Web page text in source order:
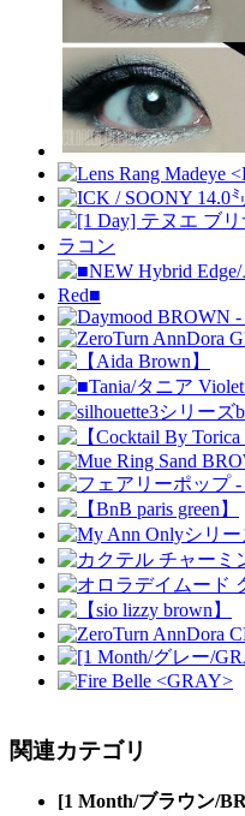
関連カテゴリ
[1 Month/ブラウン/